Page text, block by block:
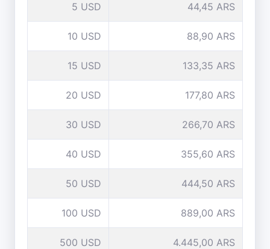
5 USD 44,45 ARS
10 USD 88,90 ARS
15 USD 133,35 ARS
20 USD 177,80 ARS
30 USD 266,70 ARS
40 USD 355,60 ARS
50 USD 444,50 ARS
100 USD 889,00 ARS
500 USD 4.445,00 ARS